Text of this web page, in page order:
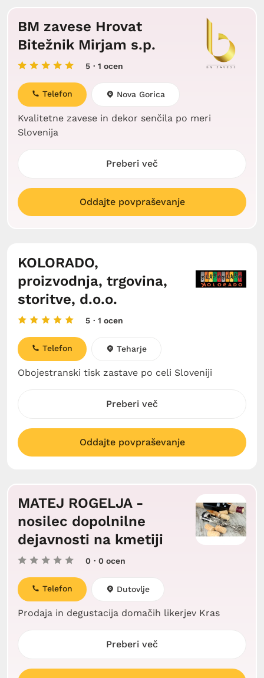
BM zavese Hrovat
Bitežnik Mirjam s.p.
5 · 1 ocen
Kvalitetne zavese in dekor senčila po meri
Slovenija
Telefon Nova Gorica
Preberi več
Oddajte povpraševanje
KOLORADO,
proizvodnja, trgovina,
storitve, d.o.o.
5 · 1 ocen
Obojestranski tisk zastave po celi Sloveniji
Telefon Teharje
Preberi več
Oddajte povpraševanje
MATEJ ROGELJA -
nosilec dopolnilne
dejavnosti na kmetiji
0 · 0 ocen
Prodaja in degustacija domačih likerjev Kras
Telefon Dutovlje
Preberi več